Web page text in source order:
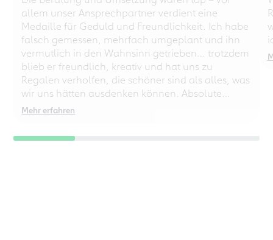
allem unser Ansprechpartner verdient eine
Medaille für Geduld und Freundlichkeit. Ich habe
falsch gemessen, mehrfach umgeplant und ihn
vermutlich in den Wahnsinn getrieben… trotzdem
blieb er freundlich, kreativ und hat uns zu
Regalen verholfen, die schöner sind als alles, was
wir uns hätten ausdenken können. Absolute
Empfehlung – auch für chaotische
Mehr erfahren